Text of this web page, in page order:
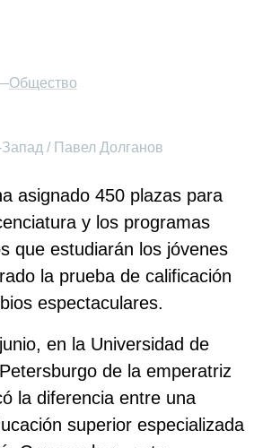
Общество
/ Павел Долганов
asignado 450 plazas para
y los programas
que estudiarán los jóvenes
la prueba de calificación
espectaculares.
en la Universidad de
de la emperatriz
la diferencia entre una
superior especializada